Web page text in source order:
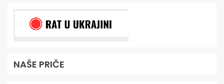
NAŠE PRIČE